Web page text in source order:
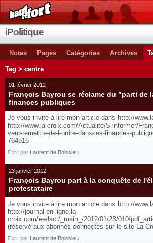
iPolitique
Notes Pages Catégories Archives
Tag > centre
01 février 2012
François Bayrou se réclame du "parti de
finances publiques
Je vous invite à lire mon article dans http://
http://www.la-croix.com/Actualite/S-informer/
veut-remettre-de-l-ordre-dans-les-finances-
764516
Écrit par Laurent de Boissieu
23 janvier 2012
François Bayrou part à la conquête de
protestataire
Je vous invite à lire mon article dans http://
http://journal-en-ligne.la-
croix.com/ee/lacr/_main_/2012/01/23/010/
(réservé aux abonnés connectés sur le site La-
Écrit par Laurent de Boissieu